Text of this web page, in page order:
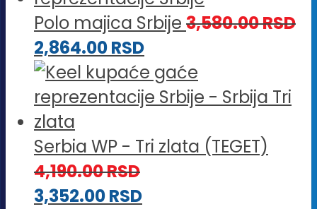
Polo majica Srbije 3,580.00RSD
2,864.00RSD
Serbia WP - Tri zlata (TEGET)
4,190.00RSD
3,352.00RSD